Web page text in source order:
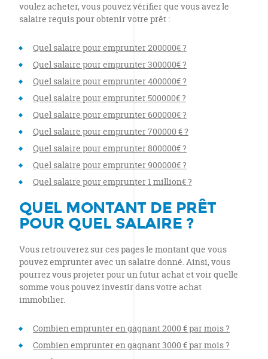
voulez acheter, vous pouvez vérifier que vous avez le
salaire requis pour obtenir votre prêt :
Quel salaire pour emprunter 200000€ ?
Quel salaire pour emprunter 300000€ ?
Quel salaire pour emprunter 400000€ ?
Quel salaire pour emprunter 500000€ ?
Quel salaire pour emprunter 600000€ ?
Quel salaire pour emprunter 700000 € ?
Quel salaire pour emprunter 800000€ ?
Quel salaire pour emprunter 900000€ ?
Quel salaire pour emprunter 1 million€ ?
QUEL MONTANT DE PRÊT
POUR QUEL SALAIRE ?
Vous retrouverez sur ces pages le montant que vous
pouvez emprunter avec un salaire donné. Ainsi, vous
pourrez vous projeter pour un futur achat et voir quelle
somme vous pouvez investir dans votre achat
immobilier.
Combien emprunter en gagnant 2000 € par mois ?
Combien emprunter en gagnant 3000 € par mois ?